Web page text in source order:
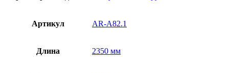
Артикул AR-A82.1
Длина 2350 мм